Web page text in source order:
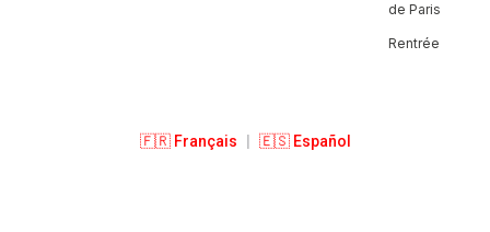
de Paris
Rentrée
🇫🇷 Français 🇪🇸 Español